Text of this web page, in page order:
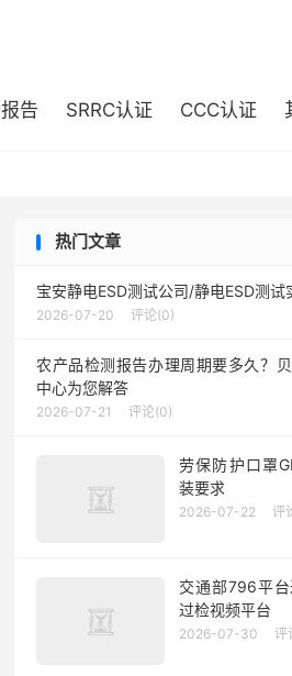
告 SRRC认证 CCC认证
热门文章
宝安静电ESD测试公司/静电ESD测试
2026-07-20 评论(0)
农产品检测报告办理周期要多久？
中心为您解答
2026-07-21 评论(0)
劳保防护口罩
装要求
2026-07-22 评
交通部796平
过检视频平台
2026-07-30 评